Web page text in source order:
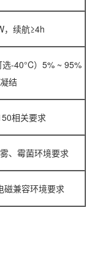
，续航≥4h
-40°C）5% ~ 95%
结
相关要求
、霉菌环境要求
磁兼容环境要求